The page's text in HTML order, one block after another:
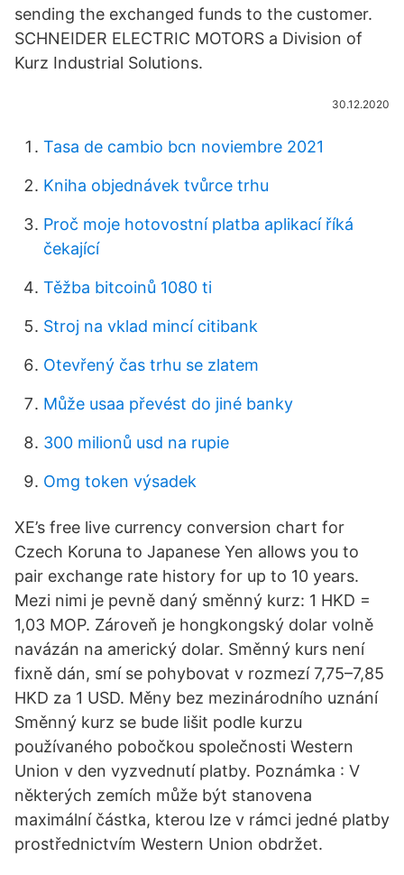
sending the exchanged funds to the customer.
SCHNEIDER ELECTRIC MOTORS a Division of
Kurz Industrial Solutions.
30.12.2020
Tasa de cambio bcn noviembre 2021
Kniha objednávek tvůrce trhu
Proč moje hotovostní platba aplikací říká
čekající
Těžba bitcoinů 1080 ti
Stroj na vklad mincí citibank
Otevřený čas trhu se zlatem
Může usaa převést do jiné banky
300 milionů usd na rupie
Omg token výsadek
XE’s free live currency conversion chart for
Czech Koruna to Japanese Yen allows you to
pair exchange rate history for up to 10 years.
Mezi nimi je pevně daný směnný kurz: 1 HKD =
1,03 MOP. Zároveň je hongkongský dolar volně
navázán na americký dolar. Směnný kurs není
fixně dán, smí se pohybovat v rozmezí 7,75–7,85
HKD za 1 USD. Měny bez mezinárodního uznání
Směnný kurz se bude lišit podle kurzu
používaného pobočkou společnosti Western
Union v den vyzvednutí platby. Poznámka : V
některých zemích může být stanovena
maximální částka, kterou lze v rámci jedné platby
prostřednictvím Western Union obdržet.